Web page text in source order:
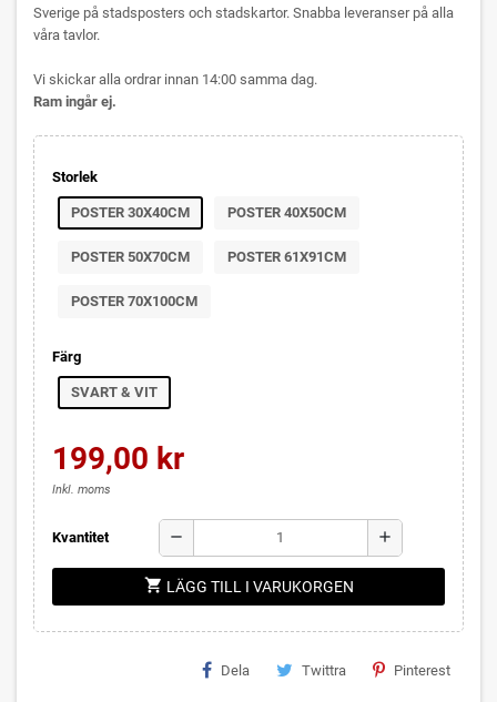
Sverige på stadsposters och stadskartor. Snabba leveranser på alla
våra tavlor.
Vi skickar alla ordrar innan 14:00 samma dag.
Ram ingår ej.
Storlek
POSTER 30X40CM POSTER 40X50CM
POSTER 50X70CM POSTER 61X91CM
POSTER 70X100CM
Färg
SVART & VIT
199,00 kr
Inkl. moms
Kvantitet remove add
shopping_cart LÄGG TILL I VARUKORGEN
Dela Twittra Pinterest